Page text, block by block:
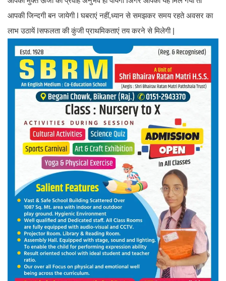
आपकी जिन्दगी बन जायेगी ǀ घबराएं नहीं,ध्यान से समझकर समय रहते अवसर का
लाभ उठायें ǀसफलता की कुंजी प्राथमिकताएं तय करने से मिलेगी |